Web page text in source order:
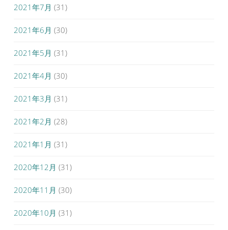
2021年7月 (31)
2021年6月 (30)
2021年5月 (31)
2021年4月 (30)
2021年3月 (31)
2021年2月 (28)
2021年1月 (31)
2020年12月 (31)
2020年11月 (30)
2020年10月 (31)